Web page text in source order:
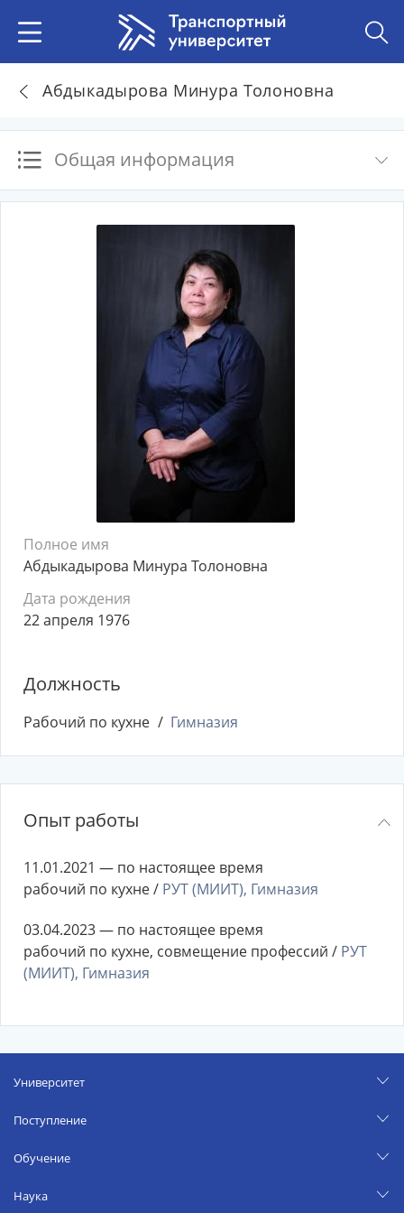
Абдыкадырова Минура Толоновна
Общая информация
Полное имя
Абдыкадырова Минура Толоновна
Дата рождения
22 апреля 1976
Должность
Рабочий по кухне Гимназия
Опыт работы
11.01.2021 — по настоящее время
рабочий по кухне / РУТ (МИИТ), Гимназия
03.04.2023 — по настоящее время
рабочий по кухне, совмещение профессий / РУТ
(МИИТ), Гимназия
Университет
Поступление
Обучение
Наука